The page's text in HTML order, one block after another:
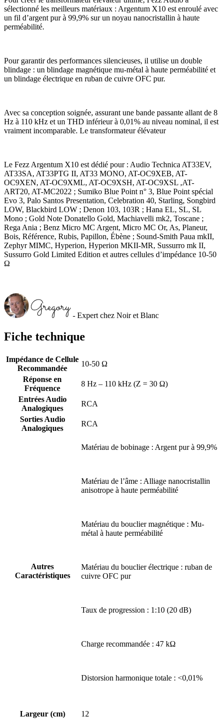
Fiche technique
Impédance de Cellule
Recommandée
10-50 Ω
Réponse en
Fréquence
8 Hz – 110 kHz (Z = 30 Ω)
Entrées Audio
Analogiques
RCA
Sorties Audio
Analogiques
RCA
Autres
Caractéristiques
Matériau de bobinage : Argent pur à 99,9%
Matériau de l’âme : Alliage nanocristallin
anisotrope à haute perméabilité
Matériau du bouclier magnétique : Mu-
métal à haute perméabilité
Matériau du bouclier électrique : ruban de
cuivre OFC pur
Taux de progression : 1:10 (20 dB)
Charge recommandée : 47 kΩ
Distorsion harmonique totale : <0,01%
Largeur (cm)
12
sélectionné les meilleurs matériaux : Argentum X10 est enroulé avec
un fil d’argent pur à 99,9% sur un noyau nanocristallin à haute
perméabilité.
Pour garantir des performances silencieuses, il utilise un double
blindage : un blindage magnétique mu-métal à haute perméabilité et
un blindage électrique en ruban de cuivre OFC pur.
Avec sa conception soignée, assurant une bande passante allant de 8
Hz à 110 kHz et un THD inférieur à 0,01% au niveau nominal, il est
vraiment incomparable. Le transformateur élévateur
Le Fezz Argentum X10 est dédié pour : Audio Technica AT33EV,
AT33SA, AT33PTG II, AT33 MONO, AT-OC9XEB, AT-
OC9XEN, AT-OC9XML, AT-OC9XSH, AT-OC9XSL ,AT-
ART20, AT-MC2022 ; Sumiko Blue Point n° 3, Blue Point spécial
Evo 3, Palo Santos Presentation, Celebration 40, Starling, Songbird
LOW, Blackbird LOW ; Denon 103, 103R ; Hana EL, SL, SL
Mono ; Gold Note Donatello Gold, Machiavelli mk2, Toscane ;
Rega Ania ; Benz Micro MC Argent, Micro MC Or, As, Planeur,
Bois, Référence, Rubis, Papillon, Ébène ; Sound-Smith Paua mkII,
Zephyr MIMC, Hyperion, Hyperion MKII-MR, Sussurro mk II,
Sussurro Gold Limited Edition et autres cellules d’impédance 10-50
Ω
- Expert chez Noir et Blanc